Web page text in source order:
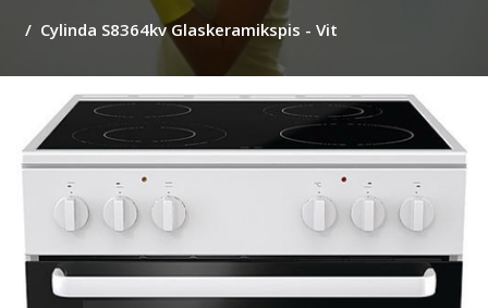
Cylinda S8364kv Glaskeramikspis - Vit